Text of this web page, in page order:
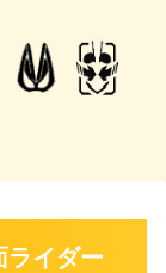
ライダー